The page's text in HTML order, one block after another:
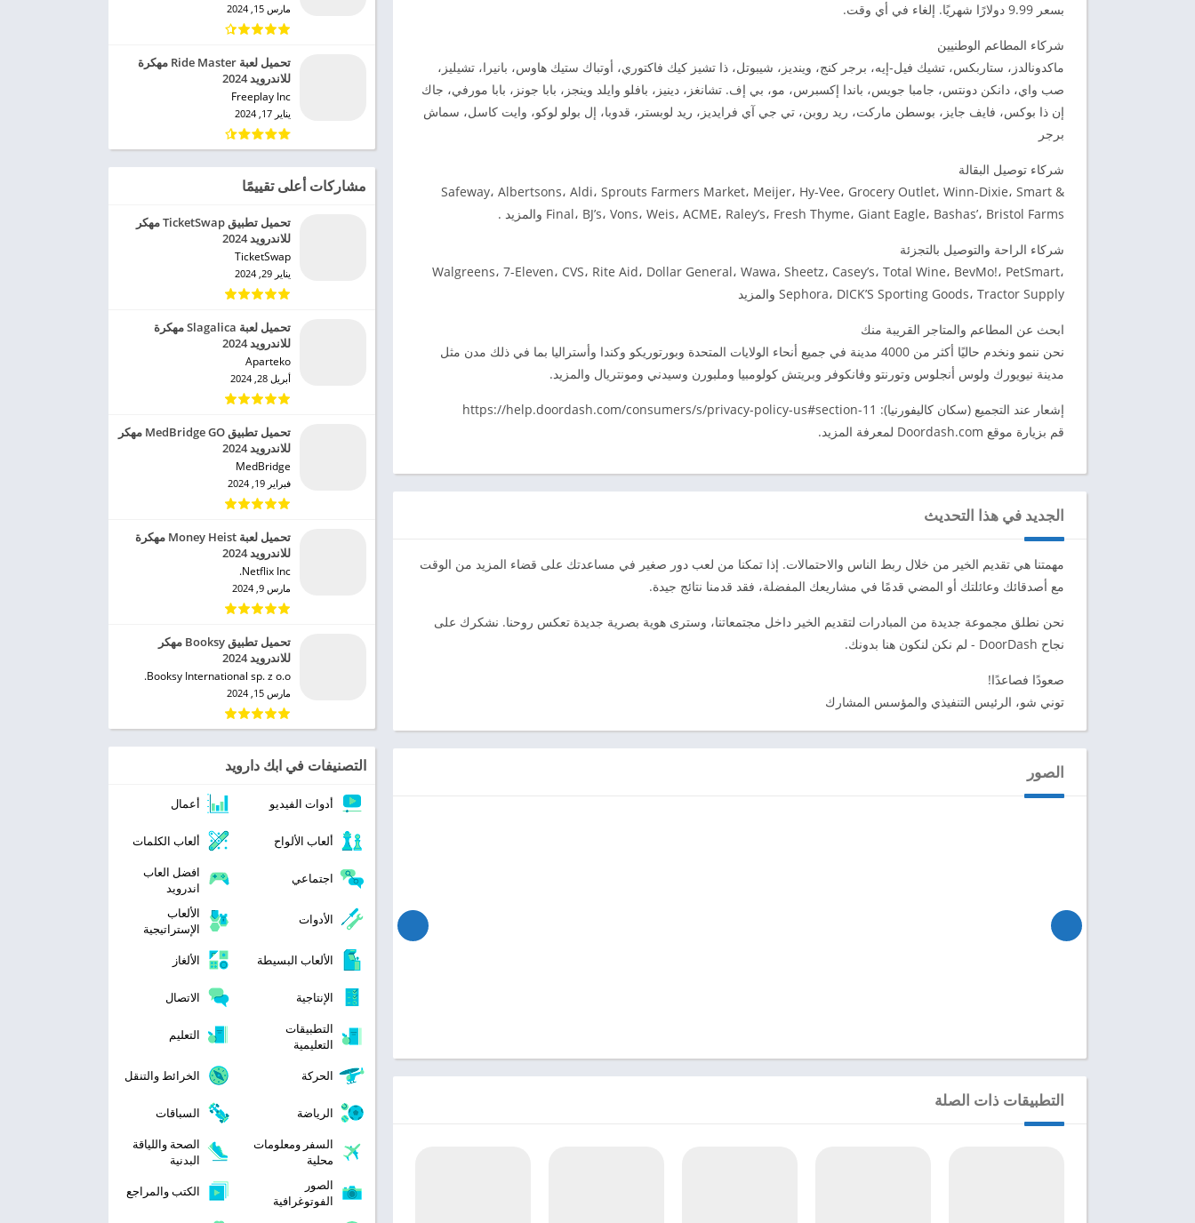
بسعر 9.99 دولارًا شهريًا. إلغاء في أي وقت.
شركاء المطاعم الوطنيين
ماكدونالدز، ستاربكس، تشيك فيل-إيه، برجر كنج، وينديز، شيبوتل، ذا تشيز كيك فاكتوري، أوتباك ستيك هاوس، بانيرا، تشيليز،
صب واي، دانكن دونتس، جامبا جويس، باندا إكسبرس، مو، بي إف. تشانغز، دينيز، بافلو وايلد وينجز، بابا جونز، بابا مورفي، جاك
إن ذا بوكس، فايف جايز، بوسطن ماركت، ريد روبن، تي جي آي فرايديز، ريد لوبستر، قدوبا، إل بولو لوكو، وايت كاسل، سماش
برجر
شركاء توصيل البقالة
Safeway، Albertsons، Aldi، Sprouts Farmers Market، Meijer، Hy-Vee، Grocery Outlet، Winn-Dixie، Smart &
Final، BJ’s، Vons، Weis، ACME، Raley’s، Fresh Thyme، Giant Eagle، Bashas’، Bristol Farms والمزيد .
شركاء الراحة والتوصيل بالتجزئة
Walgreens، 7-Eleven، CVS، Rite Aid، Dollar General، Wawa، Sheetz، Casey’s، Total Wine، BevMo!، PetSmart،
Sephora، DICK’S Sporting Goods، Tractor Supply والمزيد
ابحث عن المطاعم والمتاجر القريبة منك
نحن ننمو ونخدم حاليًا أكثر من 4000 مدينة في جميع أنحاء الولايات المتحدة وبورتوريكو وكندا وأستراليا بما في ذلك مدن مثل
مدينة نيويورك ولوس أنجلوس وتورنتو وفانكوفر وبريتش كولومبيا وملبورن وسيدني ومونتريال والمزيد.
إشعار عند التجميع (سكان كاليفورنيا): https://help.doordash.com/consumers/s/privacy-policy-us#section-11
قم بزيارة موقع Doordash.com لمعرفة المزيد.
الجديد في هذا التحديث
مهمتنا هي تقديم الخير من خلال ربط الناس والاحتمالات. إذا تمكنا من لعب دور صغير في مساعدتك على قضاء المزيد من الوقت
مع أصدقائك وعائلتك أو المضي قدمًا في مشاريعك المفضلة، فقد قدمنا ​​نتائج جيدة.
نحن نطلق مجموعة جديدة من المبادرات لتقديم الخير داخل مجتمعاتنا، وسترى هوية بصرية جديدة تعكس روحنا. نشكرك على
نجاح DoorDash - لم نكن لنكون هنا بدونك.
صعودًا فصاعدًا!
توني شو، الرئيس التنفيذي والمؤسس المشارك
الصور
التطبيقات ذات الصلة
مارس 15, 2024
تحميل لعبة Ride Master مهكرة
للاندرويد 2024
Freeplay Inc‏
يناير 17, 2024
مشاركات أعلى تقييمًا
تحميل تطبيق TicketSwap مهكر
للاندرويد 2024
TicketSwap‏
يناير 29, 2024
تحميل لعبة Slagalica مهكرة
للاندرويد 2024
Aparteko‏
أبريل 28, 2024
تحميل تطبيق MedBridge GO مهكر
للاندرويد 2024
MedBridge‏
فبراير 19, 2024
تحميل لعبة Money Heist مهكرة
للاندرويد 2024
Netflix Inc.‏
مارس 9, 2024
تحميل تطبيق Booksy مهكر
للاندرويد 2024
Booksy International sp. z o.o.‏
مارس 15, 2024
التصنيفات في ابك دارويد
أدوات الفيديو أعمال
ألعاب الألواح ألعاب الكلمات
اجتماعي
افضل العاب
اندرويد
الأدوات
الألعاب
الإستراتيجية
الألعاب البسيطة
الألغاز
الإنتاجية
الاتصال
التطبيقات
التعليمية
التعليم
الحركة الخرائط والتنقل
الرياضة
السباقات
السفر ومعلومات
محلية
الصحة واللياقة
البدنية
الصور
الفوتوغرافية
الكتب والمراجع